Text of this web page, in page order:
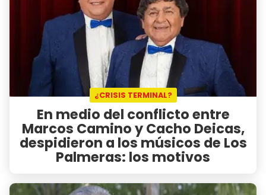
¿CRISIS TERMINAL?
En medio del conflicto entre
Marcos Camino y Cacho Deicas,
despidieron a los músicos de Los
Palmeras: los motivos